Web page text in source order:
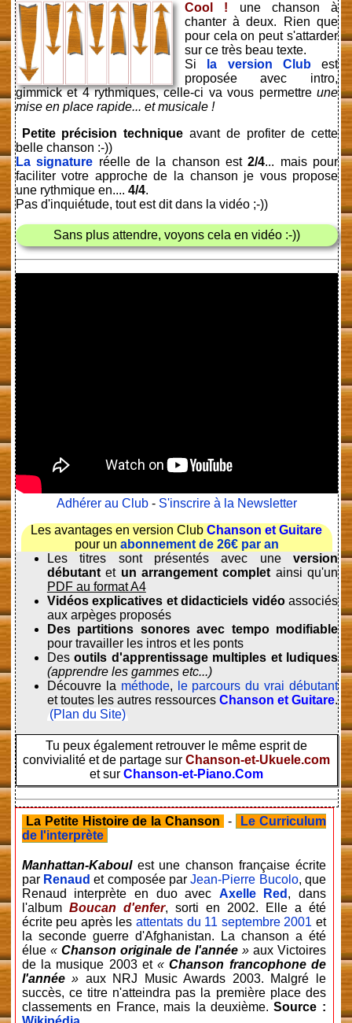
Cool ! une chanson à
chanter à deux. Rien que
pour cela on peut s'attarder
sur ce très beau texte.
Si
la version Clubest
proposée avec intro,
gimmick et 4 rythmiques, celle-ci va vous permettreune
mise en place rapide... et musicale !
Petite précision technique avant de profiter de cette
belle chanson :-))
La signature réelle de la chanson est2/4... mais pour
faciliter votre approche de la chanson je vous propose
une rythmique en.... 4/4.
Pas d'inquiétude, tout est dit dans la vidéo ;-))
Sans plus attendre, voyons cela en vidéo :-))
Adhérer au Club - S'inscrire à la Newsletter
Les avantages en version ClubChanson et Guitare
pour un abonnement de 26€ par an
Les titres sont présentés avec uneversion
débutantet un arrangement complet ainsi qu'un
PDF au format A4
Vidéos explicatives et didacticiels vidéoassociés
aux arpèges proposés
Des partitions sonores avec tempo modifiable
pour travailler les intros et les ponts
Desoutils d'apprentissage multiples et ludiques
(apprendre les gammes etc...)
Découvre la méthode,
le parcours du vrai débutant
et toutes les autres ressourcesChanson et Guitare.
(Plan du Site)
Tu peux également retrouver le même esprit de
convivialité et de partage surChanson-et-Ukuele.com
et surChanson-et-Piano.Com
La Petite Histoire de la Chanson -
Le Curriculum
de l'interprète
Manhattan-Kaboulest une chanson française écrite
par Renaud et composée parJean-Pierre Bucolo, que
Renaud interprète en duo avec Axelle Red , dans
l'album Boucan d'enfer, sorti en 2002. Elle a été
écrite peu après lesattentats du 11 septembre 2001 et
la seconde guerre d'Afghanistan. La chanson a été
élue « Chanson originale de l'année»aux Victoires
de la musique 2003 et«Chanson francophone de
l'année» aux NRJ Music Awards 2003. Malgré le
succès, ce titre n'atteindra pas la première place des
classements en France, mais la deuxième.Source :